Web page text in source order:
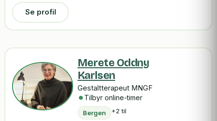
Se profil
Merete Oddny
Karlsen
Gestaltterapeut MNGF
Tilbyr online-timer
Bergen +2 til